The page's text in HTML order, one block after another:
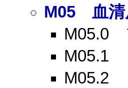
M05 血清
M05.0
M05.1
M05.2